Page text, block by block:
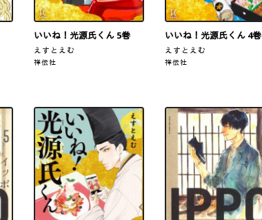
いいね！光源氏くん 5巻
えすとえむ
祥伝社
いいね！光源氏くん 4巻
えすとえむ
祥伝社